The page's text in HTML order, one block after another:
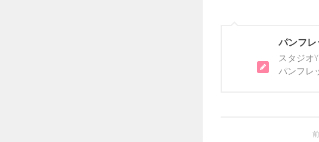
パンフレ
スタジオ
パンフレ